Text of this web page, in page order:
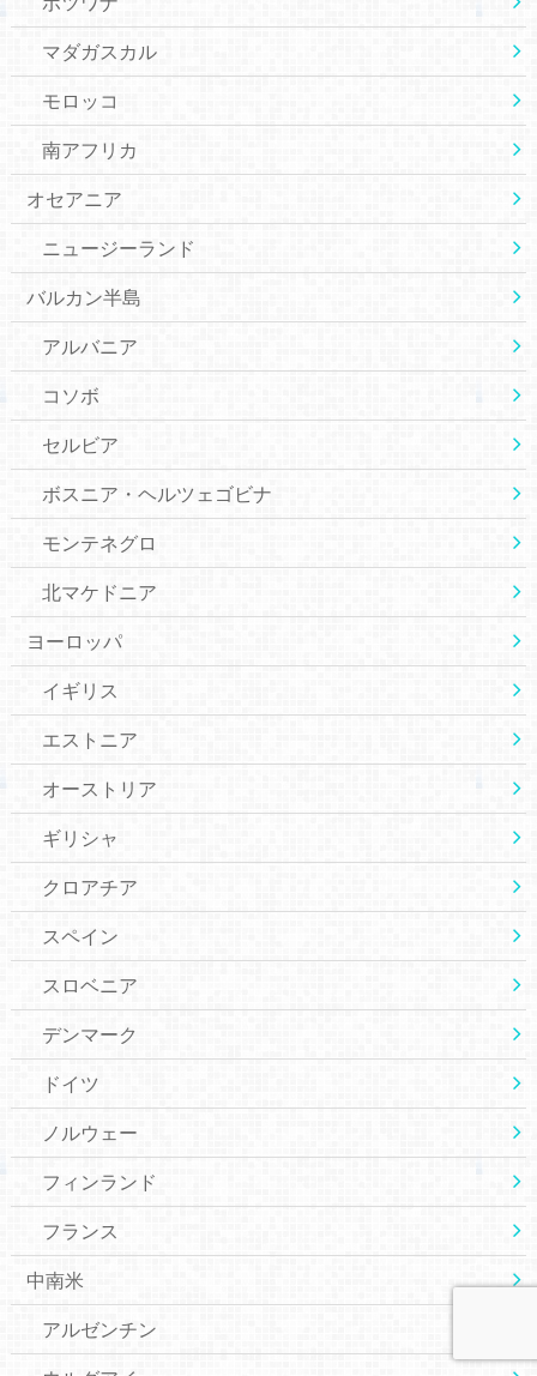
マダガスカル
モロッコ
南アフリカ
オセアニア
ニュージーランド
バルカン半島
アルバニア
コソボ
セルビア
ボスニア・ヘルツェゴビナ
モンテネグロ
北マケドニア
ヨーロッパ
イギリス
エストニア
オーストリア
ギリシャ
クロアチア
スペイン
スロベニア
デンマーク
ドイツ
ノルウェー
フィンランド
フランス
中南米
アルゼンチン